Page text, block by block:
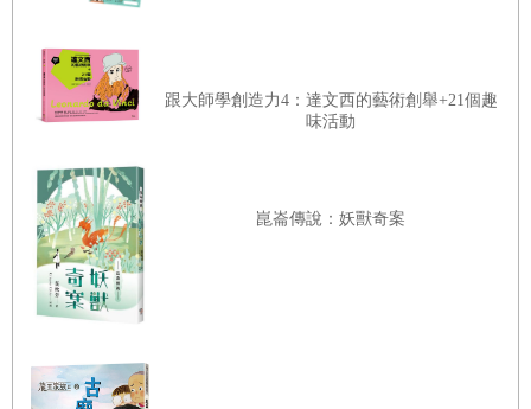
當然，什麼事也沒發生。現在所有規則早已打破，沒有人會來幫
大鍋子開始冒泡，瑪莎並沒有花時間許願，希望珍、馬克和凱瑟
琳若是找到離開樹林的路且回到魔法湖畔，哪怕他們夠善良，又願意
設法幫助她的話，這會兒也已經來不及了。想到這裡她開始絕望地哭
跟大師學創造力4：達文西的藝術創舉+21個趣
味活動
崑崙傳說：妖獸奇案